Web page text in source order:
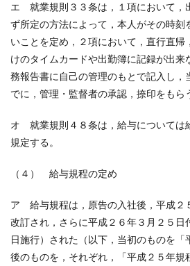
エ 就業規則３３条は，１項において，
ず所定の方法によって，本人がその時刻
いことを定め，２項において，直行直帰
けのタイムカードや出勤簿に記録が出来
務報告書に自己の管理のもとで記入し，
でに，管理・監督者の承認，捺印をもら
オ 就業規則４８条は，給与については
規定する。
（４） 給与規程の定め
ア 給与規程は，原告の入社後，平成２
改訂され，さらに平成２６年３月２５日
日施行）された（以下，当初のものを「
後のものを，それぞれ，「平成２５年規